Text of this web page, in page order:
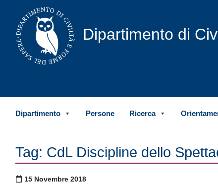
Vai al contenuto
Dipartimento di
Dipartimento Persone Ricerca
Tag: CdL Discipline dello
Pubblicato il
15 Novembre 2018